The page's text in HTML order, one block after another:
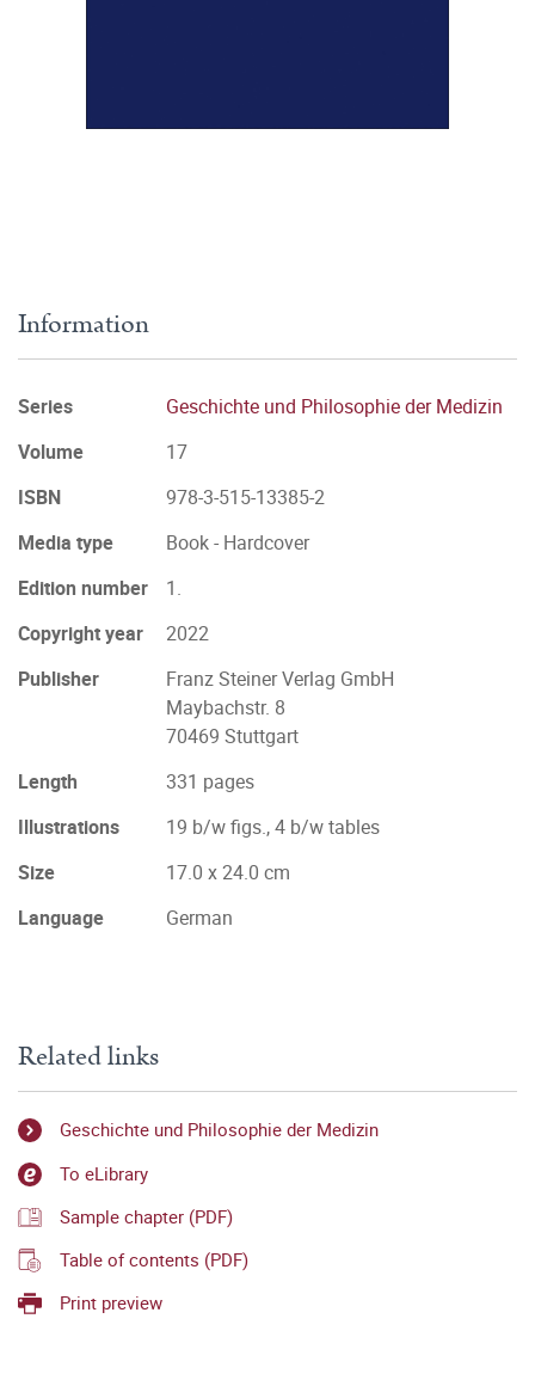
Information
Series
Geschichte und Philosophie der Medizin
Volume
17
ISBN
978-3-515-13385-2
Media type
Book - Hardcover
Edition number
1.
Copyright year
2022
Publisher
Franz Steiner Verlag GmbH
Maybachstr. 8
70469 Stuttgart
Length
331 pages
Illustrations
19 b/w figs., 4 b/w tables
Size
17.0 x 24.0 cm
Language
German
Related links
Geschichte und Philosophie der Medizin
To eLibrary
Sample chapter (PDF)
Table of contents (PDF)
Print preview